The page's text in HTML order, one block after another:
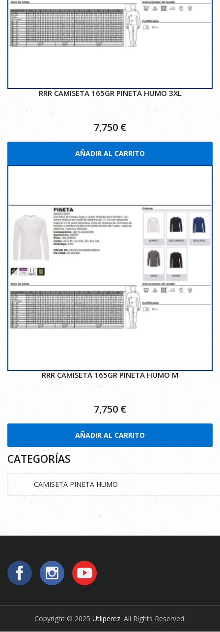
RRR CAMISETA 165GR PINETA HUMO 3XL
7,750 €
AÑADIR AL CARRITO
RRR CAMISETA 165GR PINETA HUMO M
7,750 €
AÑADIR AL CARRITO
CATEGORÍAS
Copyright © 2025 Utilperez. All Rights Reserved.